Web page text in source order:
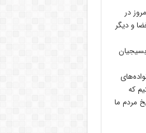
در
و دیگر
که
مردم ما